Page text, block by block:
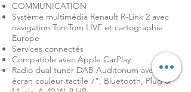
COMMUNICATION
Système multimédia Renault R-Link 2 avec
navigation TomTom LIVE et cartographie
Europe
Services connectés
Compatible avec Apple CarPlay
Radio dual tuner DAB Auditorium avec
écran couleur tactile 7", Bluetooth, Plug &